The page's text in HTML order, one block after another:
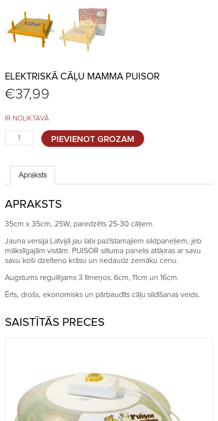
ELEKTRISKĀ CĀĻU MAMMA PUISOR
€37,99
IR NOLIKTAVĀ
Elektriskā
cāļu
PUISOR
quantity
PIEVIENOT GROZAM
Apraksts
APRAKSTS
35cm x 35cm, 25W, paredzēts 25-30 cāļiem.
Jauna versija Latvijā jau labi pazīstamajiem sildpaneļiem, jeb
mākslīgajām vistām. PUISOR siltuma panelis atšķiras ar savu
savu koši dzelteno krāsu un nedaudz zemāku cenu.
Augstums regulējams 3 līmeņos: 6cm, 11cm un 16cm.
Ērts, drošs, ekonomisks un pārbaudīts cāļu sildīšanas veids.
SAISTĪTĀS PRECES